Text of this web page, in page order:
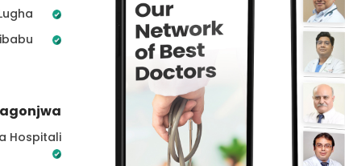
Hospitali